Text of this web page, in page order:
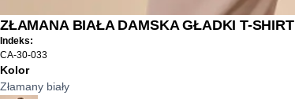
ZŁAMANA BIAŁA DAMSKA GŁADKI T-SHIRT
Indeks:
CA-30-033
Kolor
Złamany biały